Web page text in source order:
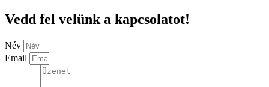
Vedd fel velünk a kapcsolatot!
Név
Email